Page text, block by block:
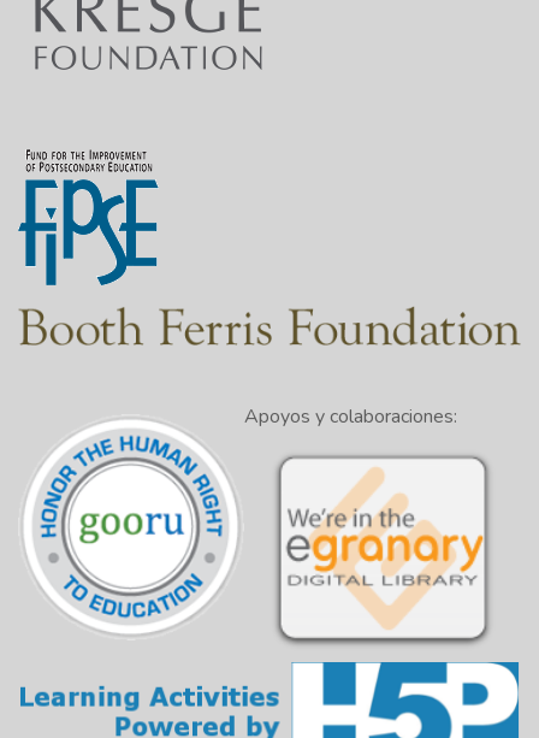
Apoyos y colaboraciones: